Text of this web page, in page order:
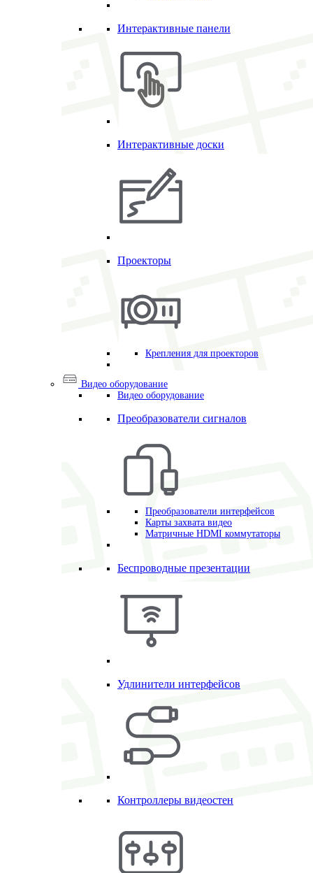
Интерактивные панели
Интерактивные доски
Проекторы
Крепления для проекторов
Видео оборудование
Видео оборудование
Преобразователи сигналов
Преобразователи интерфейсов
Карты захвата видео
Матричные HDMI коммутаторы
Беспроводные презентации
Удлинители интерфейсов
Контроллеры видеостен